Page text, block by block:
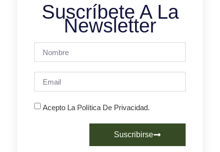
Suscríbete A La
Newsletter
Acepto La Política De Privacidad.
Suscribirse